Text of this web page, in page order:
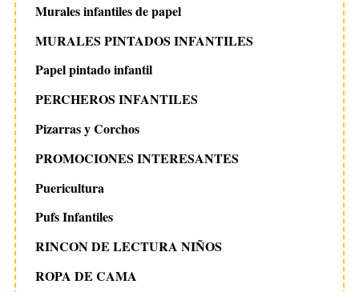
Murales infantiles de papel
MURALES PINTADOS INFANTILES
Papel pintado infantil
PERCHEROS INFANTILES
Pizarras y Corchos
PROMOCIONES INTERESANTES
Puericultura
Pufs Infantiles
RINCON DE LECTURA NIÑOS
ROPA DE CAMA